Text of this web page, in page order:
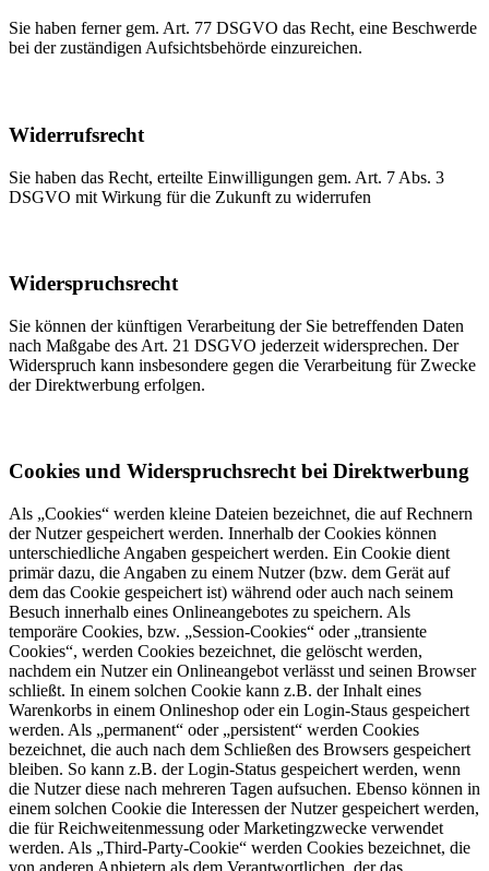
Sie haben ferner gem. Art. 77 DSGVO das Recht, eine Beschwerde
bei der zuständigen Aufsichtsbehörde einzureichen.
Widerrufsrecht
Sie haben das Recht, erteilte Einwilligungen gem. Art. 7 Abs. 3
DSGVO mit Wirkung für die Zukunft zu widerrufen
Widerspruchsrecht
Sie können der künftigen Verarbeitung der Sie betreffenden Daten
nach Maßgabe des Art. 21 DSGVO jederzeit widersprechen. Der
Widerspruch kann insbesondere gegen die Verarbeitung für Zwecke
der Direktwerbung erfolgen.
Cookies und Widerspruchsrecht bei Direktwerbung
Als „Cookies“ werden kleine Dateien bezeichnet, die auf Rechnern
der Nutzer gespeichert werden. Innerhalb der Cookies können
unterschiedliche Angaben gespeichert werden. Ein Cookie dient
primär dazu, die Angaben zu einem Nutzer (bzw. dem Gerät auf
dem das Cookie gespeichert ist) während oder auch nach seinem
Besuch innerhalb eines Onlineangebotes zu speichern. Als
temporäre Cookies, bzw. „Session-Cookies“ oder „transiente
Cookies“, werden Cookies bezeichnet, die gelöscht werden,
nachdem ein Nutzer ein Onlineangebot verlässt und seinen Browser
schließt. In einem solchen Cookie kann z.B. der Inhalt eines
Warenkorbs in einem Onlineshop oder ein Login-Staus gespeichert
werden. Als „permanent“ oder „persistent“ werden Cookies
bezeichnet, die auch nach dem Schließen des Browsers gespeichert
bleiben. So kann z.B. der Login-Status gespeichert werden, wenn
die Nutzer diese nach mehreren Tagen aufsuchen. Ebenso können in
einem solchen Cookie die Interessen der Nutzer gespeichert werden,
die für Reichweitenmessung oder Marketingzwecke verwendet
werden. Als „Third-Party-Cookie“ werden Cookies bezeichnet, die
von anderen Anbietern als dem Verantwortlichen, der das